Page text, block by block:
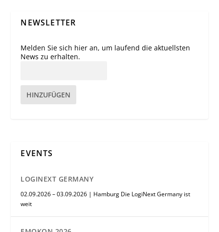
NEWSLETTER
Melden Sie sich hier an, um laufend die aktuellsten
News zu erhalten.
HINZUFÜGEN
EVENTS
LOGINEXT GERMANY
02.09.2026 – 03.09.2026 | Hamburg Die LogiNext Germany ist
weit